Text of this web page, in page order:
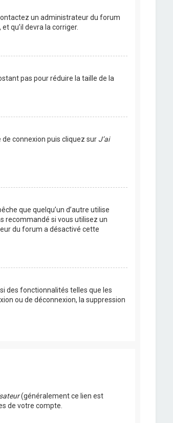
un administrateur du forum
qu’il devra la corriger.
pas pour réduire la taille de la
connexion puis cliquez sur J’ai
que quelqu’un d’autre utilise
recommandé si vous utilisez un
du forum a désactivé cette
des fonctionnalités telles que les
ou de déconnexion, la suppression
(généralement ce lien est
de votre compte.